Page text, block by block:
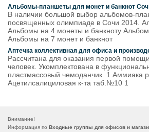
Альбомы-планшеты для монет и банкнот
В наличии большой выбор альбомов-
посвященных олимпиаде в Сочи 2014.
Альбомы на 4 монеты и банкноту
Альбомы на 7 монет и банкнот
Аптечка коллективная для офиса и
Рассчитана для оказания первой
человек. Укомплектована в
пластмассовый чемоданчик. 1 Аммиака
Ацетилсалициловая к-та таб.№10 1
Внимание!
Информация по Входные группы для офисов и